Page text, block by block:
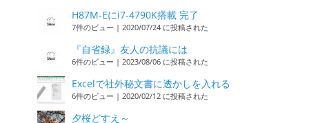
H87M-Eにi7-4790K搭載 完了
7件のビュー | 2020/07/24 に投稿された
『自省録』友人の抗議には
6件のビュー | 2023/08/06 に投稿された
Excelで社外秘文書に透かしを入れる
6件のビュー | 2020/02/12 に投稿された
夕桜どすえ～